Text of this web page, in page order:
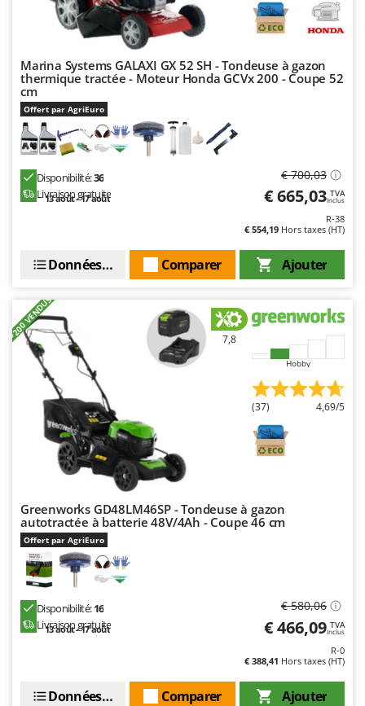
Stiga
Stocker
Sunseeker
T
Tecla
TecnoGen
Tellarini Pompe
Telwin
Tenco
Tre Spade
Trev - Abrek - TecnoVIR
Trotec
Troy-Bilt
Udor
Unger
Vesco
Volpi
W
Waldner
Weber
WIDU
Wolf Garten
Marina Systems GALAXI GX 52 SH - Tondeuse à gazon
thermique tractée - Moteur Honda GCVx 200 - Coupe 52
cm
Offert par AgriEuro
Disponibilité:36
Livraison gratuite
13 août - 17 août
€ 700,03
€ 665,03 TVA
Inclus
R-38
€ 554,19 Hors taxes (HT)
Ajouter
Comparer
Données techniques
+200 VENDUS 7,8
Hobby
(37) 4,69/5
Greenworks GD48LM46SP - Tondeuse à gazon
autotractée à batterie 48V/4Ah - Coupe 46 cm
Offert par AgriEuro
Disponibilité:16
Livraison gratuite
13 août - 17 août
€ 580,06
€ 466,09 TVA
Inclus
R-0
€ 388,41 Hors taxes (HT)
Ajouter
Comparer
Données techniques